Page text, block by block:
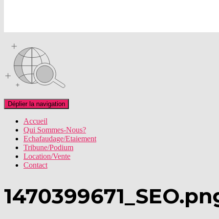
Déplier la navigation
Accueil
Qui Sommes-Nous?
Echafaudage/Etaiement
Tribune/Podium
Location/Vente
Contact